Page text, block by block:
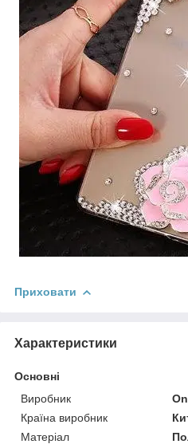
Приховати
Характеристики
Основні
Виробник
Країна виробник
Матеріал